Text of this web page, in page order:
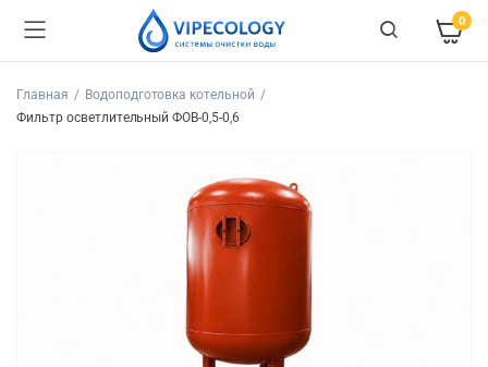
0
Главная
Водоподготовка котельной
Фильтр осветлительный ФОВ-0,5-0,6